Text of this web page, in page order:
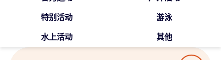
特别活动 游泳
水上活动 其他